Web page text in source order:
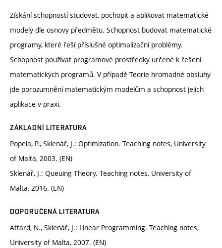
Získání schopností studovat, pochopit a aplikovat matematické
modely dle osnovy předmětu. Schopnost budovat matematické
programy, které řeší příslušné optimalizační problémy.
Schopnost používat programové prostředky určené k řešení
matematických programů. V případě Teorie hromadné obsluhy
jde porozumnění matematickým modelům a schopnost jejich
aplikace v praxi.
ZÁKLADNÍ LITERATURA
Popela, P., Sklenář, J.: Optimization. Teaching notes, University
of Malta, 2003. (EN)
Sklenář, J.: Queuing Theory. Teaching notes, University of
Malta, 2016. (EN)
DOPORUČENÁ LITERATURA
Attard, N., Sklenář, J.: Linear Programming. Teaching notes,
University of Malta, 2007. (EN)